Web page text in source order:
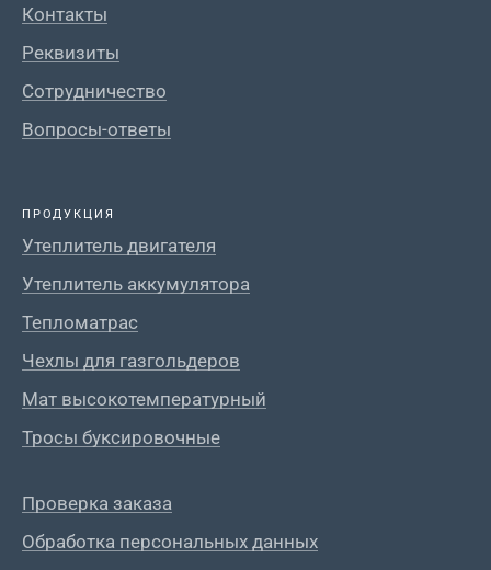
Контакты
Реквизиты
Сотрудничество
Вопросы-ответы
ПРОДУКЦИЯ
Утеплитель двигателя
Утеплитель аккумулятора
Тепломатрас
Чехлы для газгольдеров
Мат высокотемпературный
Тросы буксировочные
Проверка заказа
Обработка персональных данных